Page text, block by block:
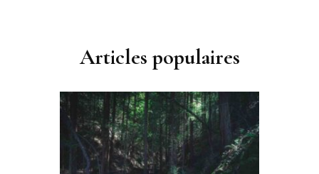
Articles populaires